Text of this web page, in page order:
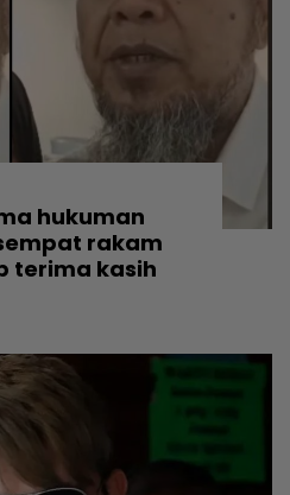
hukuman
rakam
terima kasih